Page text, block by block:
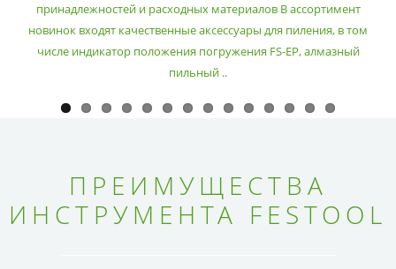
принадлежностей и расходных материалов В ассортимент
новинок входят качественные аксессуары для пиления, в том
числе индикатор положения погружения FS-EP, алмазный
пильный ..
ПРЕИМУЩЕСТВА
ИНСТРУМЕНТА FESTOOL